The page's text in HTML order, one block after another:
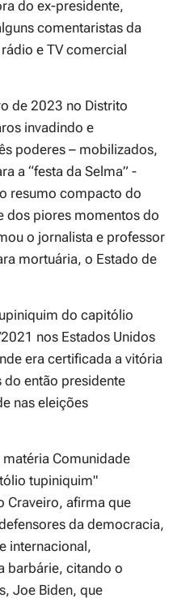
do ex-presidente,
comentaristas da
e TV comercial
de 2023 no Distrito
invadindo e
poderes – mobilizados,
a “festa da Selma” -
resumo compacto do
dos piores momentos do
o jornalista e professor
mortuária, o Estado de
do capitólio
nos Estados Unidos
era certificada a vitória
então presidente
nas eleições
matéria Comunidade
tupiniquim"
Craveiro, afirma que
da democracia,
internacional,
barbárie, citando o
Joe Biden, que